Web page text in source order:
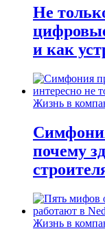
Не
и как
Жизнь в
почему
Жизнь в